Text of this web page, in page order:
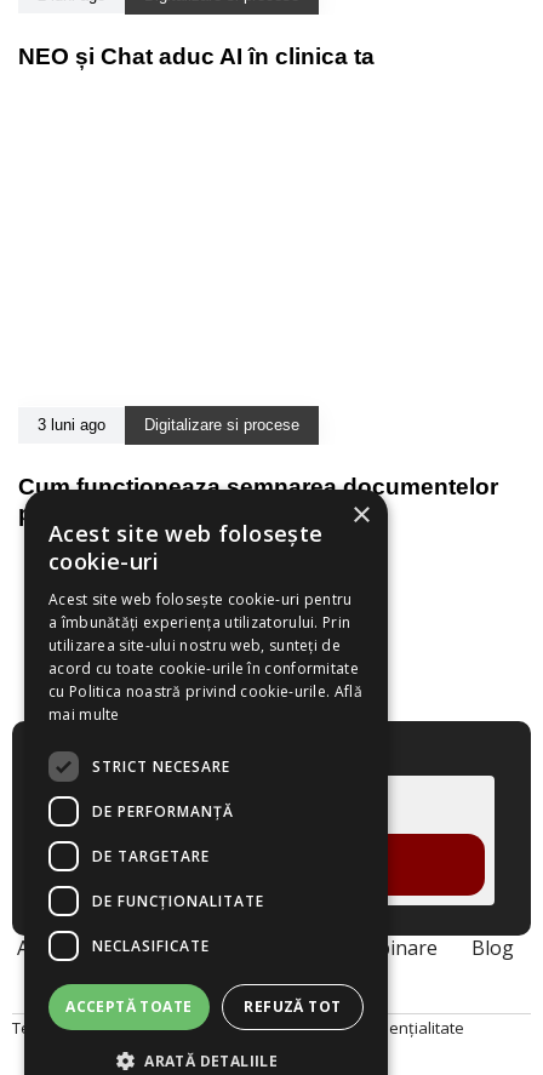
NEO și Chat aduc AI în clinica ta
3 luni ago Digitalizare si procese
Cum functioneaza semnarea documentelor
pe tableta
Cere un demo!
VREAU DEMO
Acasa Despre noi Webinare
Blog
Termeni și CondițiiPolitica CookiesPolitica de Confidențialitate
×
Acest site web folosește
cookie-uri
Acest site web folosește cookie-uri pentru
a îmbunătăți experiența utilizatorului. Prin
utilizarea site-ului nostru web, sunteți de
acord cu toate cookie-urile în conformitate
cu Politica noastră privind cookie-urile. Află
mai multe
STRICT NECESARE
DE PERFORMANȚĂ
DE TARGETARE
DE FUNCŢIONALITATE
NECLASIFICATE
ACCEPTĂ TOATE REFUZĂ TOT
ARATĂ DETALIILE